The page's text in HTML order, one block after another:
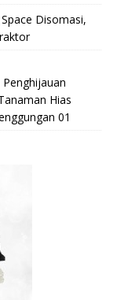
Disomasi,
Hias
01